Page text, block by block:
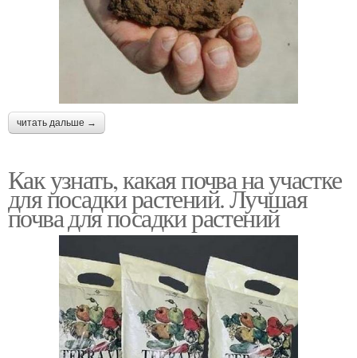
читать дальше →
Как узнать, какая почва на участке
для посадки растений. Лучшая
почва для посадки растений